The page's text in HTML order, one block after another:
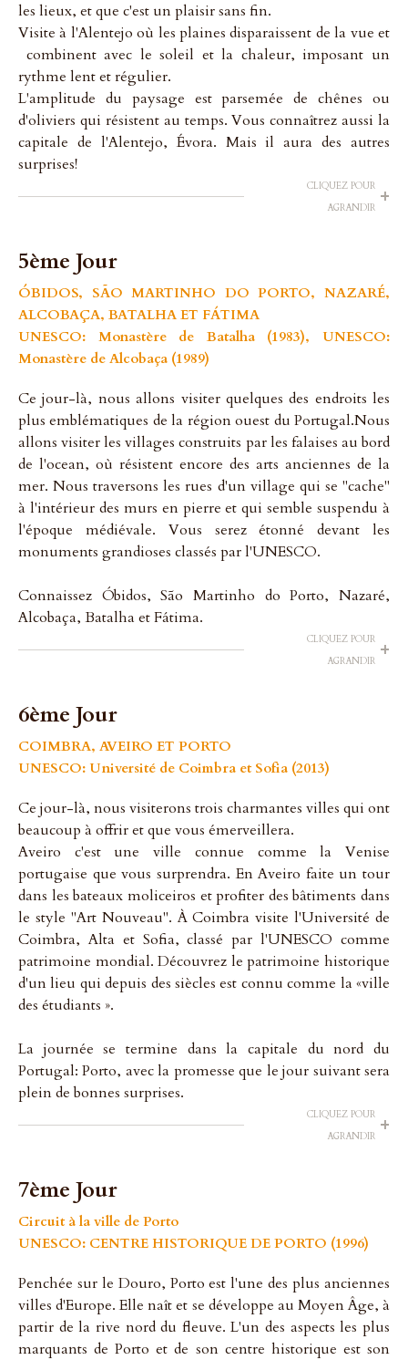
les lieux, et que c'est un plaisir sans fin.
Visite à l'Alentejo où les plaines disparaissent de la vue et
combinent avec le soleil et la chaleur, imposant un
rythme lent et régulier.
L'amplitude du paysage est parsemée de chênes ou
d'oliviers qui résistent au temps. Vous connaîtrez aussi la
capitale de l'Alentejo, Évora. Mais il aura des autres
surprises!
CLIQUEZ POUR
AGRANDIR +
5ème Jour
ÓBIDOS, SÃO MARTINHO DO PORTO, NAZARÉ,
ALCOBAÇA, BATALHA ET FÁTIMA
UNESCO: Monastère de Batalha (1983), UNESCO:
Monastère de Alcobaça (1989)
Ce jour-là, nous allons visiter quelques des endroits les
plus emblématiques de la région ouest du Portugal.Nous
allons visiter les villages construits par les falaises au bord
de l'ocean, où résistent encore des arts anciennes de la
mer. Nous traversons les rues d'un village qui se "cache"
à l'intérieur des murs en pierre et qui semble suspendu à
l'époque médiévale. Vous serez étonné devant les
monuments grandioses classés par l'UNESCO.
Connaissez Óbidos, São Martinho do Porto, Nazaré,
Alcobaça, Batalha et Fátima.
CLIQUEZ POUR
AGRANDIR +
6ème Jour
COIMBRA, AVEIRO ET PORTO
UNESCO: Université de Coimbra et Sofia (2013)
Ce jour-là, nous visiterons trois charmantes villes qui ont
beaucoup à offrir et que vous émerveillera.
Aveiro c'est une ville connue comme la Venise
portugaise que vous surprendra. En Aveiro faite un tour
dans les bateaux moliceiros et profiter des bâtiments dans
le style "Art Nouveau". À Coimbra visite l'Université de
Coimbra, Alta et Sofia, classé par l'UNESCO comme
patrimoine mondial. Découvrez le patrimoine historique
d'un lieu qui depuis des siècles est connu comme la «ville
des étudiants ».
La journée se termine dans la capitale du nord du
Portugal: Porto, avec la promesse que le jour suivant sera
plein de bonnes surprises.
CLIQUEZ POUR
AGRANDIR +
7ème Jour
Circuit à la ville de Porto
UNESCO: CENTRE HISTORIQUE DE PORTO (1996)
Penchée sur le Douro, Porto est l'une des plus anciennes
villes d'Europe. Elle naît et se développe au Moyen Âge, à
partir de la rive nord du fleuve. L'un des aspects les plus
marquants de Porto et de son centre historique est son